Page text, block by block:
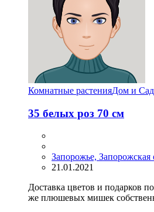
Комнатные растенияДом и Сад
35 белых роз 70 см
Запорожье, Запорожская
21.01.2021
Доставка цветов и подарков
же плюшевых мишек